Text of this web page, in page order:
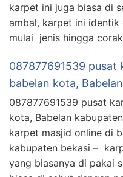
karpet ini juga biasa di
ambal, karpet ini identik
mulai jenis hingga
087877691539 pusat
babelan kota,
087877691539 pusat
kota, Babelan
karpet masjid online di
kabupaten bekasi –
yang biasanya di pakai